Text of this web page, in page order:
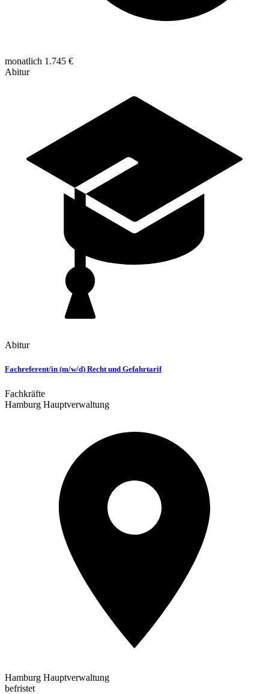
monatlich 1.745 €
Abitur
Abitur
Fachreferent/in (m/w/d) Recht und Gefahrtarif
Fachkräfte
Hamburg Hauptverwaltung
Hamburg Hauptverwaltung
befristet